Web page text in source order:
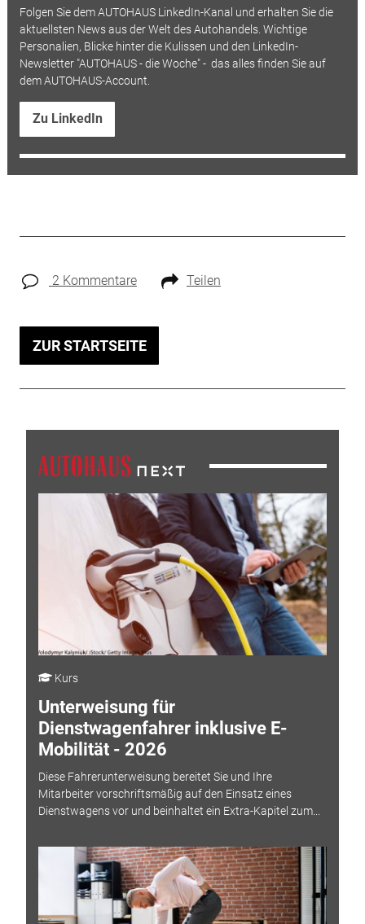
Folgen Sie dem AUTOHAUS LinkedIn-Kanal und erhalten Sie die
aktuellsten News aus der Welt des Autohandels. Wichtige
Personalien, Blicke hinter die Kulissen und den LinkedIn-
Newsletter "AUTOHAUS - die Woche" - das alles finden Sie auf
dem AUTOHAUS-Account.
Zu LinkedIn
2 Kommentare Teilen
ZUR STARTSEITE
Kurs
Unterweisung für
Dienstwagenfahrer inklusive E-
Mobilität - 2026
Diese Fahrerunterweisung bereitet Sie und Ihre
Mitarbeiter vorschriftsmäßig auf den Einsatz eines
Dienstwagens vor und beinhaltet ein Extra-Kapitel zum...